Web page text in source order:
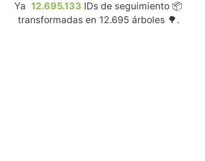
Ya 12.695.133 IDs de seguimiento 📦
transformadas en 12.695 árboles 🌳.